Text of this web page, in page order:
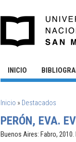
INICIO
SE ENCUENTRA USTED
Inicio » Destacados
PERÓN, EVA.
Buenos Aires: Fabro,